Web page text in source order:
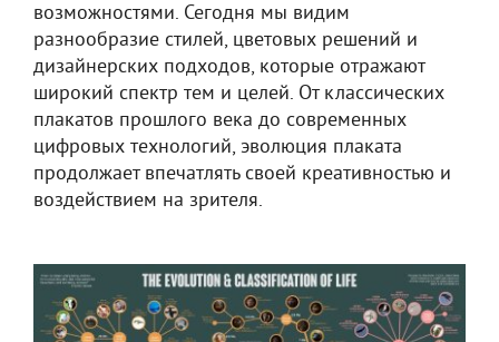
возможностями. Сегодня мы видим
разнообразие стилей, цветовых решений и
дизайнерских подходов, которые отражают
широкий спектр тем и целей. От классических
плакатов прошлого века до современных
цифровых технологий, эволюция плаката
продолжает впечатлять своей креативностью и
воздействием на зрителя.